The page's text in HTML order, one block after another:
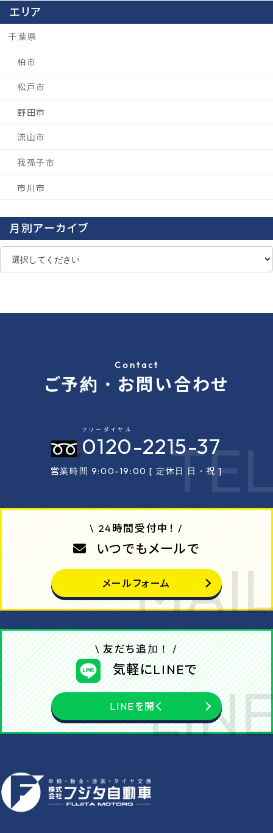
エリア
千葉県
柏市
松戸市
野田市
流山市
我孫子市
市川市
月別アーカイブ
Contact
ご予約・お問い合わせ
0120
フリーダイヤル
-2215-37
営業時間 9:00-19:00 [ 定休日 日・祝 ]
\ 24時間受付中！ /
いつでもメールで
メールフォーム
\ 友だち追加！ /
気軽にLINEで
LINEを開く